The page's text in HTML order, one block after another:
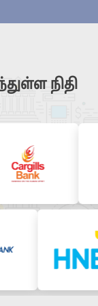
நிதி